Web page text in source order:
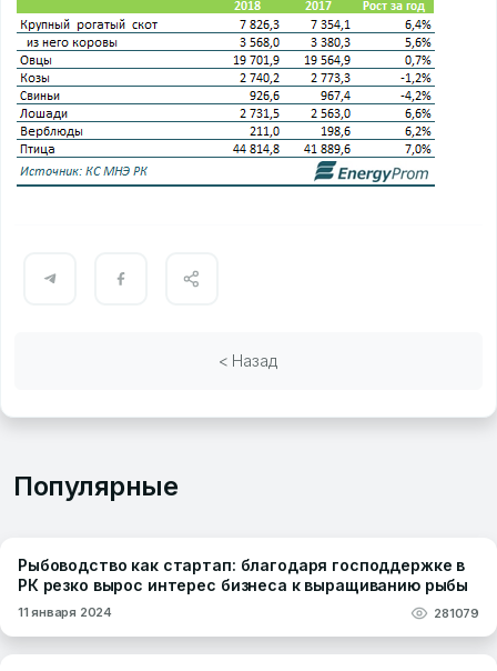
< Назад
Популярные
Рыбоводство как стартап: благодаря господдержке в
РК резко вырос интерес бизнеса к выращиванию рыбы
11 января 2024 281079